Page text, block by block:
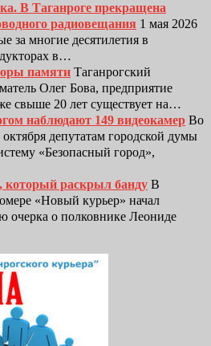
В Таганроге прекращена
радиовещания 1 мая 2026
за многие десятилетия в
в…
памяти Таганрогский
Олег Бова, предприятие
свыше 20 лет существует на…
наблюдают 149 видеокамер Во
депутатам городской думы
«Безопасный город»,
который раскрыл банду В
«Новый курьер» начал
очерка о полковнике Леониде